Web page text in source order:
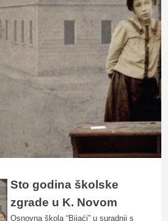
Sto godina školske
zgrade u K. Novom
Osnovna škola “Bijaći” u suradnji s